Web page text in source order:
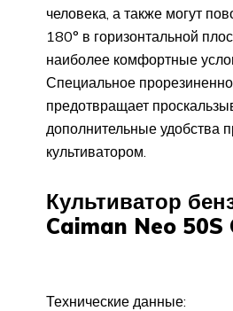
человека, а также могут
180° в горизонтальной
наиболее комфортные
Специальное
предотвращает
дополнительные удобства
культиватором.
Культиватор
Caiman Neo 50S
Технические данные: